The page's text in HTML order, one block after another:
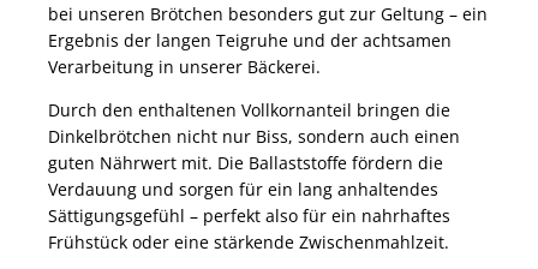
bei unseren Brötchen besonders gut zur Geltung – ein
Ergebnis der langen Teigruhe und der achtsamen
Verarbeitung in unserer Bäckerei.
Durch den enthaltenen Vollkornanteil bringen die
Dinkelbrötchen nicht nur Biss, sondern auch einen
guten Nährwert mit. Die Ballaststoffe fördern die
Verdauung und sorgen für ein lang anhaltendes
Sättigungsgefühl – perfekt also für ein nahrhaftes
Frühstück oder eine stärkende Zwischenmahlzeit.